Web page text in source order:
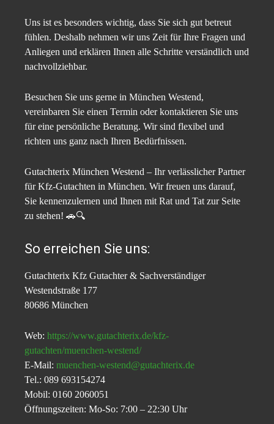
Uns ist es besonders wichtig, dass Sie sich gut betreut
fühlen. Deshalb nehmen wir uns Zeit für Ihre Fragen und
Anliegen und erklären Ihnen alle Schritte verständlich und
nachvollziehbar.
Besuchen Sie uns gerne in München Westend,
vereinbaren Sie einen Termin oder kontaktieren Sie uns
für eine persönliche Beratung. Wir sind flexibel und
richten uns ganz nach Ihren Bedürfnissen.
Gutachterix München Westend – Ihr verlässlicher Partner
für Kfz-Gutachten in München. Wir freuen uns darauf,
Sie kennenzulernen und Ihnen mit Rat und Tat zur Seite
zu stehen! 🚗🔍
So erreichen Sie uns:
Gutachterix Kfz Gutachter & Sachverständiger
Westendstraße 177
80686 München
Web: https://www.gutachterix.de/kfz-
gutachten/muenchen-westend/
E-Mail: muenchen-westend@gutachterix.de
Tel.: 089 693154274
Mobil: 0160 2060051
Öffnungszeiten: Mo-So: 7:00 – 22:30 Uhr